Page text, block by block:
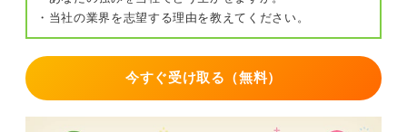
・当社の業界を志望する理由を教えてください。
今すぐ受け取る（無料）